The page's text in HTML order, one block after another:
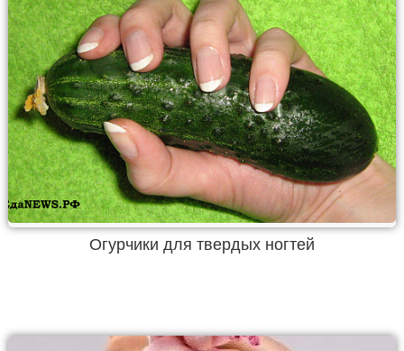
Огурчики для твердых ногтей